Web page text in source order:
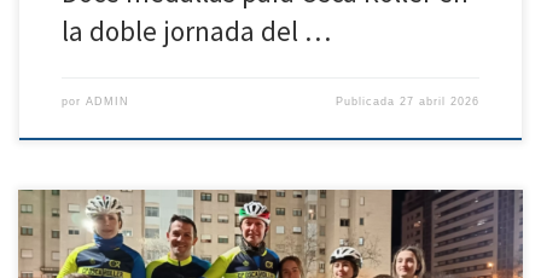
la doble jornada del …
por ADMIN Publicada27 abril 2026